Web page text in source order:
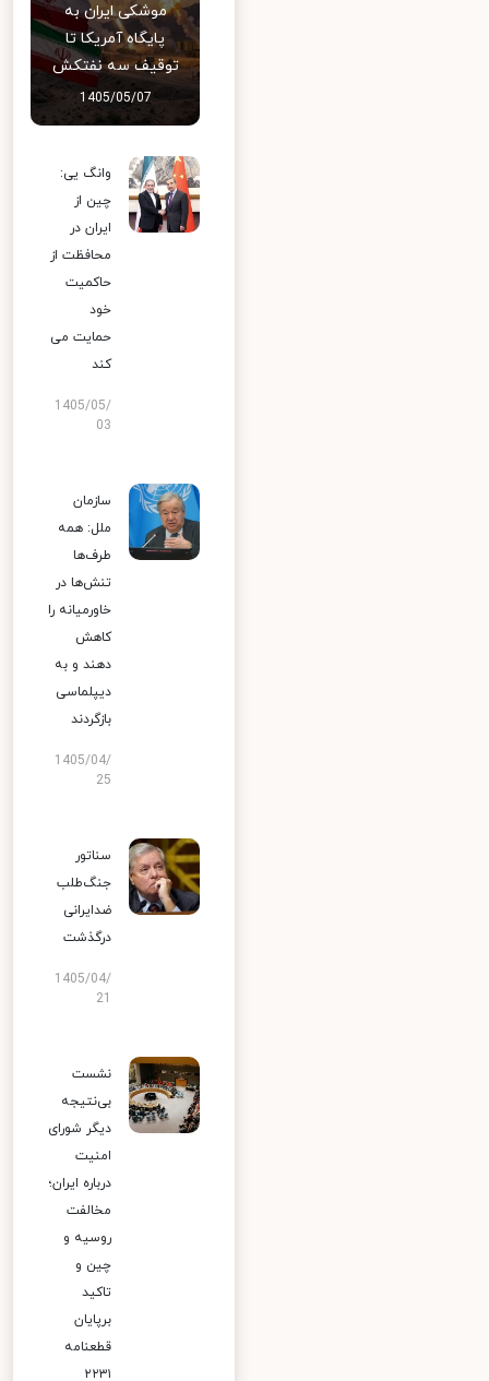
موشکی ایران به
پایگاه آمریکا تا
توقیف سه نفتکش
1405/05/07
وانگ یی:
چین از
ایران در
محافظت از
حاکمیت
خود
حمایت می
کند
1405/05/
03
سازمان
ملل: همه
طرف‌ها
تنش‌ها در
خاورمیانه را
کاهش
دهند و به
دیپلماسی
بازگردند
1405/04/
25
سناتور
جنگ‌طلب
ضدایرانی
درگذشت
1405/04/
نشست
بی‌نتیجه
دیگر شورای
امنیت
درباره ایران؛
مخالفت
روسیه و
چین و
تاکید
برپایان
قطعنامه
۲۲۳۱